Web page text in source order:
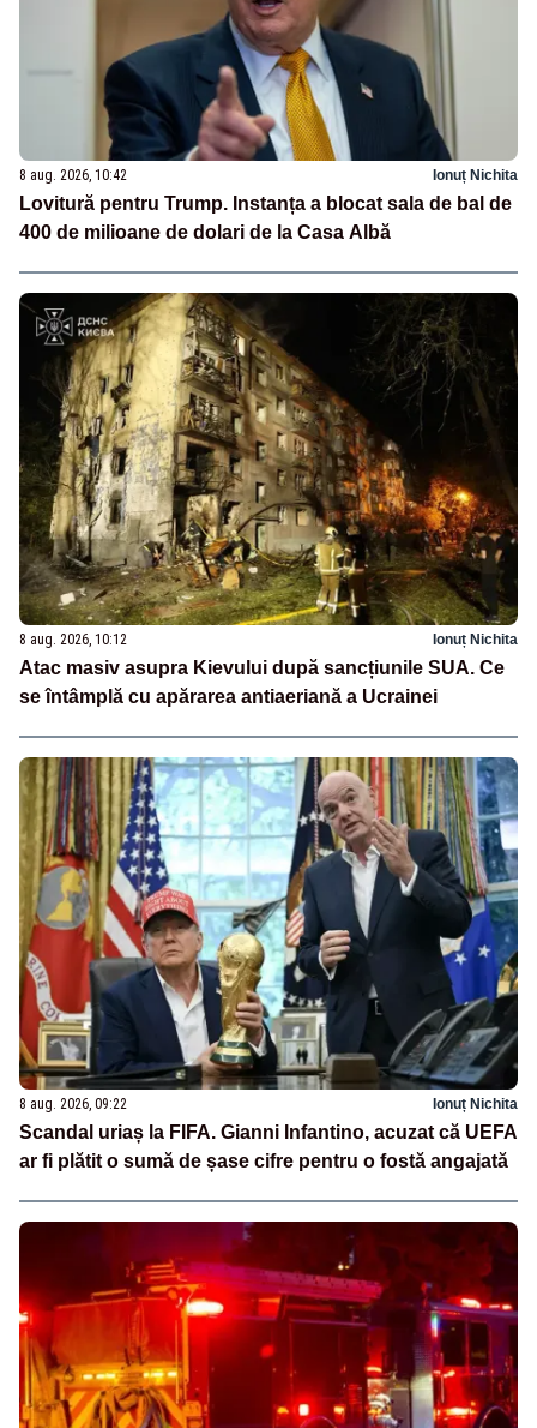
8 aug. 2026, 10:42 Ionuț Nichita
Lovitură pentru Trump. Instanța a blocat sala de bal de
400 de milioane de dolari de la Casa Albă
8 aug. 2026, 10:12 Ionuț Nichita
Atac masiv asupra Kievului după sancțiunile SUA. Ce
se întâmplă cu apărarea antiaeriană a Ucrainei
8 aug. 2026, 09:22 Ionuț Nichita
Scandal uriaș la FIFA. Gianni Infantino, acuzat că UEFA
ar fi plătit o sumă de șase cifre pentru o fostă angajată